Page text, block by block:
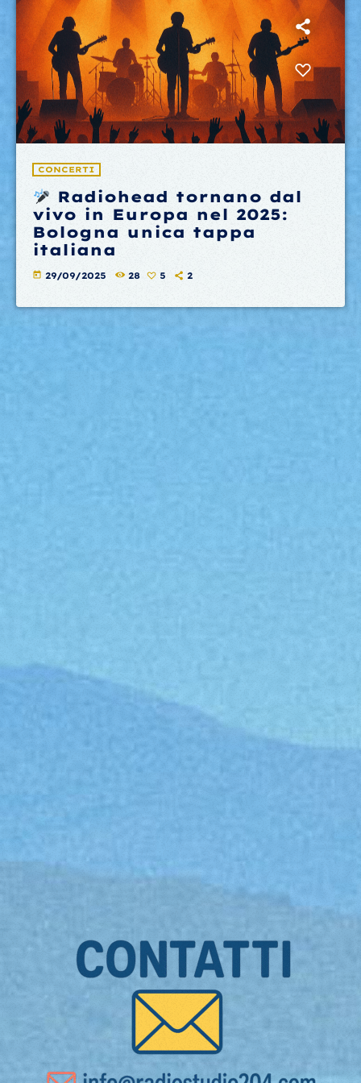
CONCERTI
Radiohead tornano dal
vivo in Europa nel 2025:
Bologna unica tappa
italiana
today 29/09/2025 28 5 2